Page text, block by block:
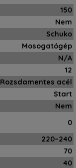
150
Nem
Schuko
Mosogatógép
N/A
12
Rozsdamentes acél
Start
Nem
0
220–240
70
40